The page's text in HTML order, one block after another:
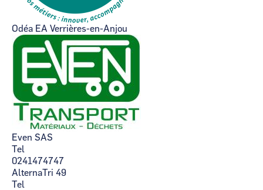
Odéa EA Verrières-en-Anjou
Even SAS
Tel
0241474747
AlternaTri 49
Tel